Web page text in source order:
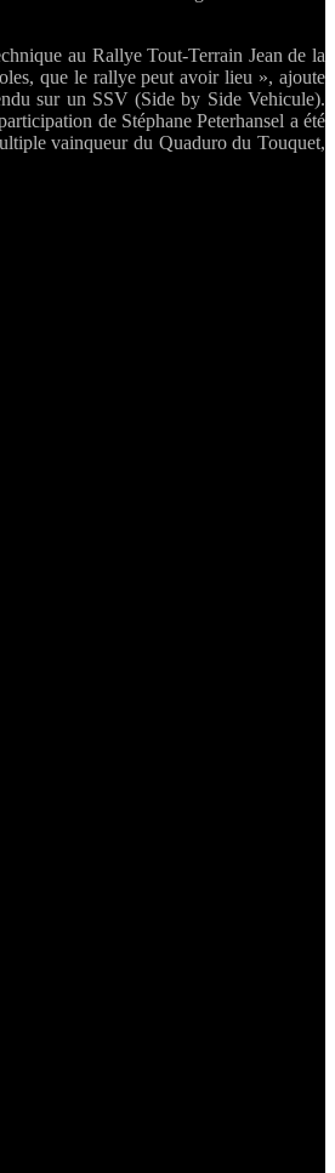
au Rallye Tout-Terrain Jean de la
que le rallye peut avoir lieu », ajoute
sur un SSV (Side by Side Vehicule).
de Stéphane Peterhansel a été
vainqueur du Quaduro du Touquet,